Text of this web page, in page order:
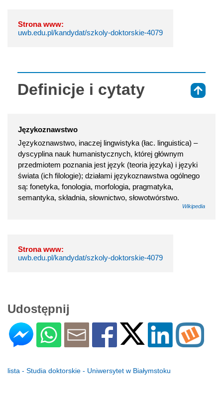
Strona www:
uwb.edu.pl/kandydat/szkoly-doktorskie-4079
Definicje i cytaty
Językoznawstwo
Językoznawstwo, inaczej lingwistyka (łac. linguistica) –
dyscyplina nauk humanistycznych, której głównym
przedmiotem poznania jest język (teoria języka) i języki
świata (ich filologie); działami językoznawstwa ogólnego
są: fonetyka, fonologia, morfologia, pragmatyka,
semantyka, składnia, słownictwo, słowotwórstwo.
Wikipedia
Strona www:
uwb.edu.pl/kandydat/szkoly-doktorskie-4079
Udostępnij
lista - Studia doktorskie - Uniwersytet w Białymstoku